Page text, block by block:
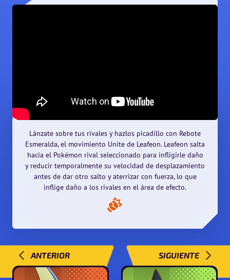
Lánzate sobre tus rivales y hazlos picadillo con Rebote
Esmeralda, el movimiento Unite de Leafeon. Leafeon salta
hacia el Pokémon rival seleccionado para infligirle daño
y reducir temporalmente su velocidad de desplazamiento
antes de dar otro salto y aterrizar con fuerza, lo que
inflige daño a los rivales en el área de efecto.
ANTERIOR SIGUIENTE